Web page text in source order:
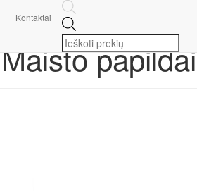
Kontaktai
Maisto papildai